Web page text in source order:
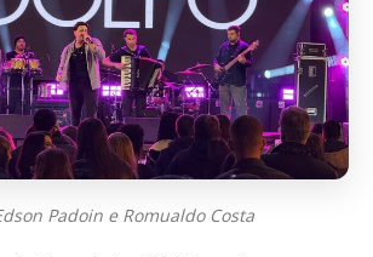
Padoin e Romualdo Costa